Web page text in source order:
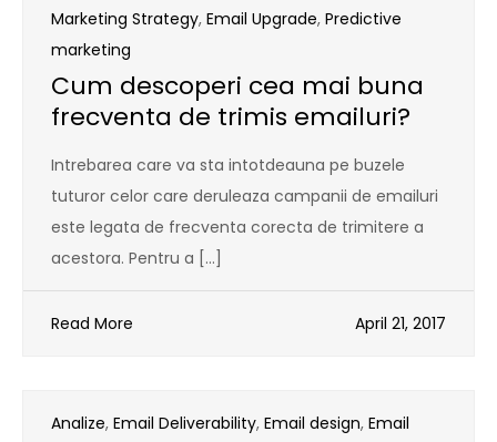
Marketing Strategy, Email Upgrade, Predictive
marketing
Cum descoperi cea mai buna
frecventa de trimis emailuri?
Intrebarea care va sta intotdeauna pe buzele
tuturor celor care deruleaza campanii de emailuri
este legata de frecventa corecta de trimitere a
acestora. Pentru a […]
Read More April 21, 2017
Analize, Email Deliverability, Email design, Email